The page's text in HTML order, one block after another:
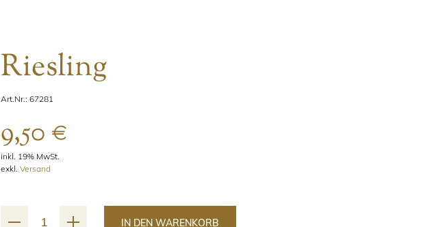
Riesling
Art.Nr.: 67281
9,50€
inkl. 19% MwSt.
exkl. Versand
IN DEN WARENKORB
Alternative: